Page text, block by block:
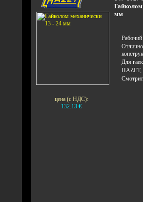
цена (с НДС):
132.13 €
мм
Для
HAZET,